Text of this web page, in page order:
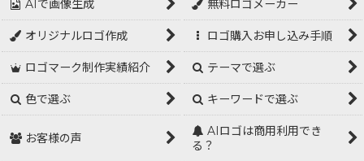
AIで画像生成 無料ロゴメーカー
オリジナルロゴ作成 ロゴ購入お申し込み手順
ロゴマーク制作実績紹介 テーマで選ぶ
色で選ぶ キーワードで選ぶ
お客様の声
AIロゴは商用利用でき
る？